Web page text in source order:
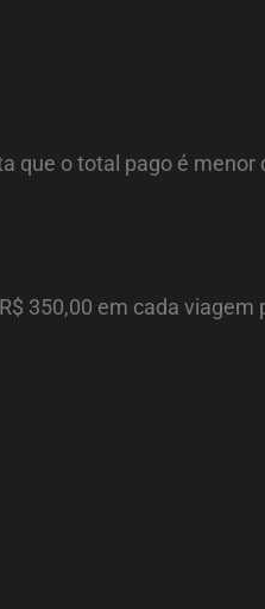
que o total pago é menor
350,00 em cada